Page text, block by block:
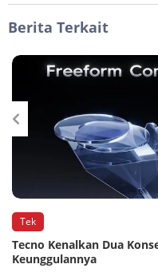
Berita Terkait
Tek
Tecno Kenalkan Dua
Keunggulannya